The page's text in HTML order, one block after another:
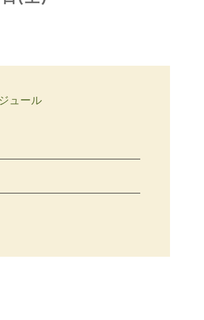
ュール